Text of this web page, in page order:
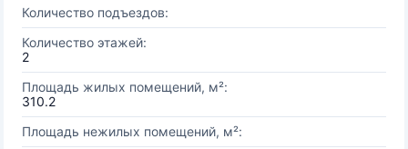
Количество подъездов:
Количество этажей:
2
Площадь жилых помещений, м²:
310.2
Площадь нежилых помещений, м²: